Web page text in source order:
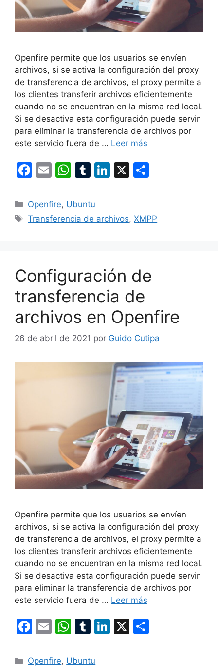
Openfire permite que los usuarios se envíen
archivos, si se activa la configuración del proxy
de transferencia de archivos, el proxy permite a
los clientes transferir archivos eficientemente
cuando no se encuentran en la misma red local.
Si se desactiva esta configuración puede servir
para eliminar la transferencia de archivos por
este servicio fuera de … Leer más
F
c
e
k
E
ai
l
W
at
s
T
m
bl
Li
e
X
p
Categorías
Openfire, Ubuntu
Etiquetas
Transferencia de archivos,XMPP
Configuración de
transferencia de
archivos en Openfire
26 de abril de 2021 por Guido Cutipa
Openfire permite que los usuarios se envíen
archivos, si se activa la configuración del proxy
de transferencia de archivos, el proxy permite a
los clientes transferir archivos eficientemente
cuando no se encuentran en la misma red local.
Si se desactiva esta configuración puede servir
para eliminar la transferencia de archivos por
este servicio fuera de … Leer más
F
c
E
ai
W
at
T
m
Li X
Categorías
Openfire, Ubuntu